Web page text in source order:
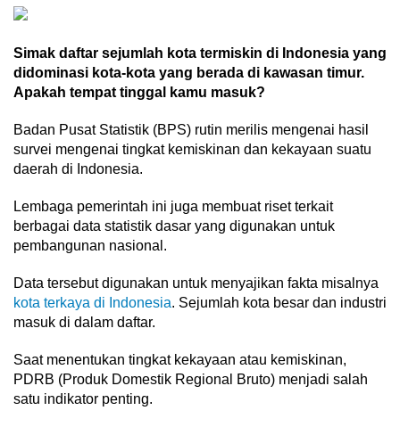
Simak daftar sejumlah kota termiskin di Indonesia yang
didominasi kota-kota yang berada di kawasan timur.
Apakah tempat tinggal kamu masuk?
Badan Pusat Statistik (BPS) rutin merilis mengenai hasil
survei mengenai tingkat kemiskinan dan kekayaan suatu
daerah di Indonesia.
Lembaga pemerintah ini juga membuat riset terkait
berbagai data statistik dasar yang digunakan untuk
pembangunan nasional.
Data tersebut digunakan untuk menyajikan fakta misalnya
kota terkaya di Indonesia. Sejumlah kota besar dan industri
masuk di dalam daftar.
Saat menentukan tingkat kekayaan atau kemiskinan,
PDRB (Produk Domestik Regional Bruto) menjadi salah
satu indikator penting.